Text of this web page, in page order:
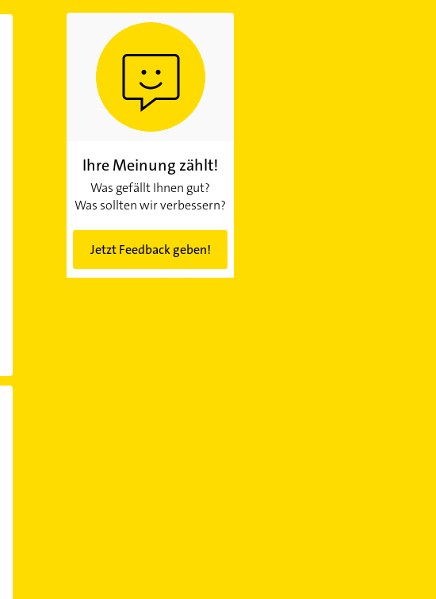
Ihre Meinung zählt!
Was gefällt Ihnen gut?
Was sollten wir verbessern?
Jetzt Feedback geben!